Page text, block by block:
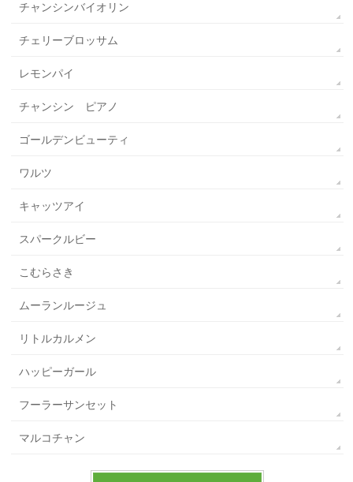
チャンシンバイオリン
チェリーブロッサム
レモンパイ
チャンシン ピアノ
ゴールデンビューティ
ワルツ
キャッツアイ
スパークルビー
こむらさき
ムーランルージュ
リトルカルメン
ハッピーガール
フーラーサンセット
マルコチャン